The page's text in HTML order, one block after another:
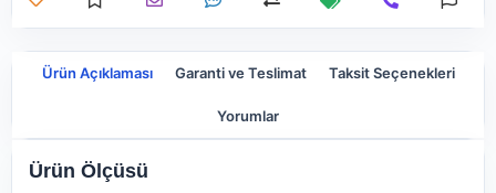
Ürün Açıklaması Garanti ve Teslimat Taksit Seçenekleri
Yorumlar
Ürün Ölçüsü